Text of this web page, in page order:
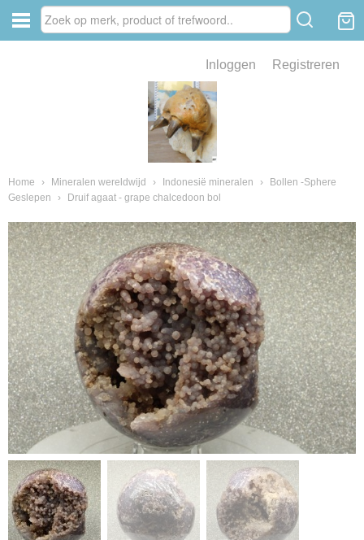
Inloggen Registreren
Home › Mineralen wereldwijd › Indonesië mineralen ›
Bollen -Sphere
Geslepen
› Druif agaat - grape chalcedoon bol
van fossielen en mineralen